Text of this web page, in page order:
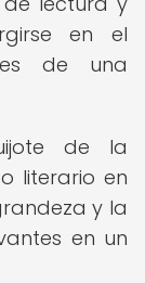
en el
de una
de la
literario en
y la
en un